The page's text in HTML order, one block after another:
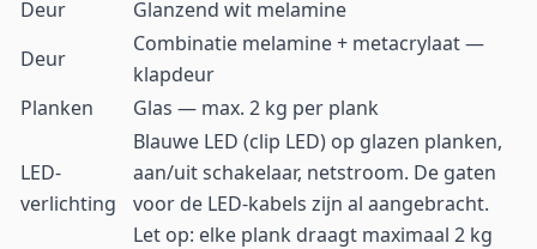
Deur
Glanzend wit melamine
Deur
Combinatie melamine + metacrylaat —
klapdeur
Planken
Glas — max. 2 kg per plank
LED-
verlichting
Blauwe LED (clip LED) op glazen planken,
aan/uit schakelaar, netstroom. De gaten
voor de LED-kabels zijn al aangebracht.
Let op: elke plank draagt maximaal 2 kg